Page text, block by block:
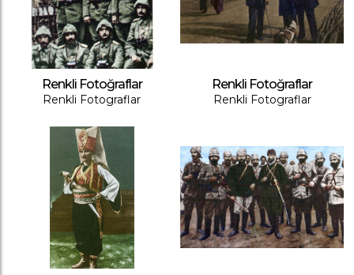
Renkli Fotoğraflar
Renkli Fotograflar
Renkli Fotoğraflar
Renkli Fotograflar